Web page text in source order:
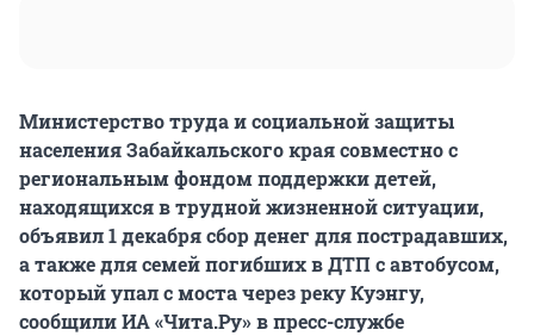
Министерство труда и социальной защиты
населения Забайкальского края совместно с
региональным фондом поддержки детей,
находящихся в трудной жизненной ситуации,
объявил 1 декабря сбор денег для пострадавших,
а также для семей погибших в ДТП с автобусом,
который упал с моста через реку Куэнгу,
сообщили ИА «Чита.Ру» в пресс-службе